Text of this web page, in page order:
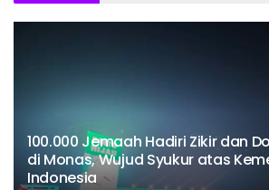
100.000 Jemaah Hadiri Zikir dan
di Monas, Wujud Syukur atas
Indonesia